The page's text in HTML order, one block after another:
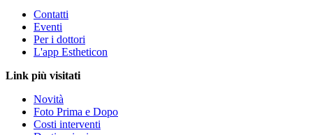
Contatti
Eventi
Per i dottori
L'app Estheticon
Link più visitati
Novità
Foto Prima e Dopo
Costi interventi